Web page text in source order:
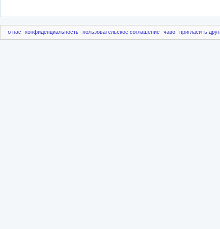
о нас конфиденциальность пользовательское соглашение чаво пригласить